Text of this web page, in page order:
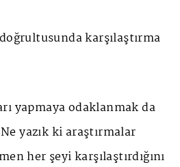
karşılaştırma
yapmaya odaklanmak da
yazık ki araştırmalar
her şeyi karşılaştırdığını